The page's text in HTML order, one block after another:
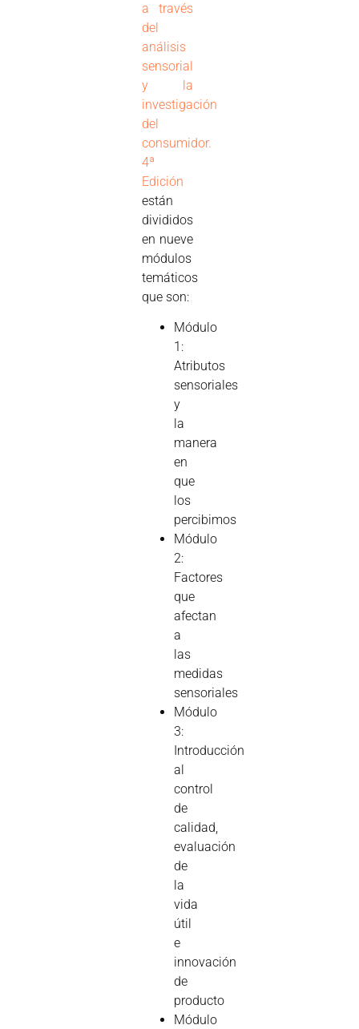
a través
del
análisis
sensorial
y la
investigación
del
consumidor.
4ª
Edición
están
divididos
en nueve
módulos
temáticos
que son:
Módulo
1:
Atributos
sensoriales
y
la
manera
en
que
los
percibimos
Módulo
2:
Factores
que
afectan
a
las
medidas
sensoriales
Módulo
3:
Introducción
al
control
de
calidad,
evaluación
de
la
vida
útil
e
innovación
de
producto
Módulo